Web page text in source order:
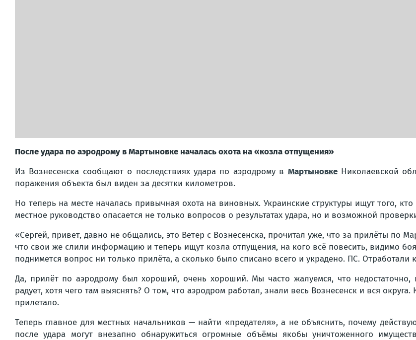
После удара по аэродрому в Мартыновке началась охота на «козла отпущения»
Из Вознесенска сообщают о последствиях удара по аэродрому в МартыновкеНиколаевской
поражения объекта был виден за десятки километров.
Но теперь на месте началась привычная охота на виновных. Украинские структуры ищут того,
местное руководство опасается не только вопросов о результатах удара, но и возможной
«Сергей, привет, давно не общались, это Ветер с Вознесенска, прочитал уже, что за прилёты по
что свои же слили информацию и теперь ищут козла отпущения, на кого всё повесить, видимо
поднимется вопрос ни только прилёта, а сколько было списано всего и украдено. ПС.
Да, прилёт по аэродрому был хороший, очень хороший. Мы часто жалуемся, что недостаточно,
радует, хотя чего там выяснять? О том, что аэродром работал, знали весь Вознесенск и вся
прилетало.
Теперь главное для местных начальников — найти «предателя», а не объяснить, почему
после удара могут внезапно обнаружиться огромные объёмы якобы уничтоженного